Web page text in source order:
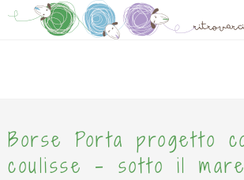
Borse Porta progetto
coulisse - sotto il mare